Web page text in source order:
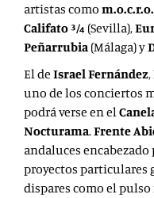
artistas como
Califato 3⁄4 (Sevilla),
Peñarrubia (Málaga) y
El de Israel Fernández,
uno de los conciertos
podrá verse en el
Nocturama.Frente
andaluces encabezado
proyectos particulares
dispares como el pulso